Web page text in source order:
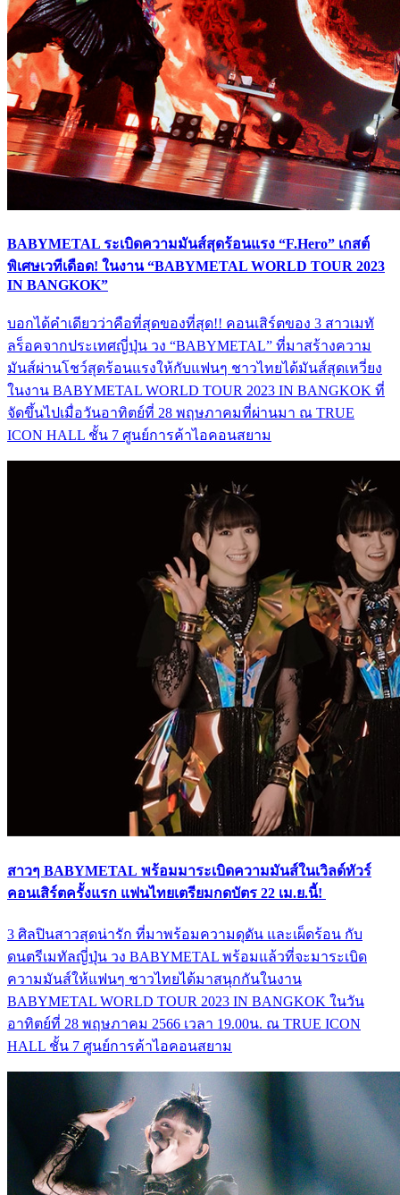
BABYMETAL ระเบิดความมันส์สุดร้อนแรง “F.Hero” เกสต์
พิเศษเวทีเดือด! ในงาน “BABYMETAL WORLD TOUR 2023
IN BANGKOK”
บอกได้คำเดียวว่าคือที่สุดของที่สุด!! คอนเสิร์ตของ 3 สาวเมทั
ลร็อคจากประเทศญี่ปุ่น วง “BABYMETAL” ที่มาสร้างความ
มันส์ผ่านโชว์สุดร้อนแรงให้กับแฟนๆ ชาวไทยได้มันส์สุดเหวี่ยง
ในงาน BABYMETAL WORLD TOUR 2023 IN BANGKOK ที่
จัดขึ้นไปเมื่อวันอาทิตย์ที่ 28 พฤษภาคมที่ผ่านมา ณ TRUE
ICON HALL ชั้น 7 ศูนย์การค้าไอคอนสยาม
สาวๆ BABYMETAL พร้อมมาระเบิดความมันส์ในเวิลด์ทัวร์
คอนเสิร์ตครั้งแรก แฟนไทยเตรียมกดบัตร 22 เม.ย.นี้!
3 ศิลปินสาวสุดน่ารัก ที่มาพร้อมความดุดัน และเผ็ดร้อน กับ
ดนตรีเมทัลญี่ปุ่น วง BABYMETAL พร้อมแล้วที่จะมาระเบิด
ความมันส์ให้แฟนๆ ชาวไทยได้มาสนุกกันในงาน
BABYMETAL WORLD TOUR 2023 IN BANGKOK ในวัน
อาทิตย์ที่ 28 พฤษภาคม 2566 เวลา 19.00น. ณ TRUE ICON
HALL ชั้น 7 ศูนย์การค้าไอคอนสยาม